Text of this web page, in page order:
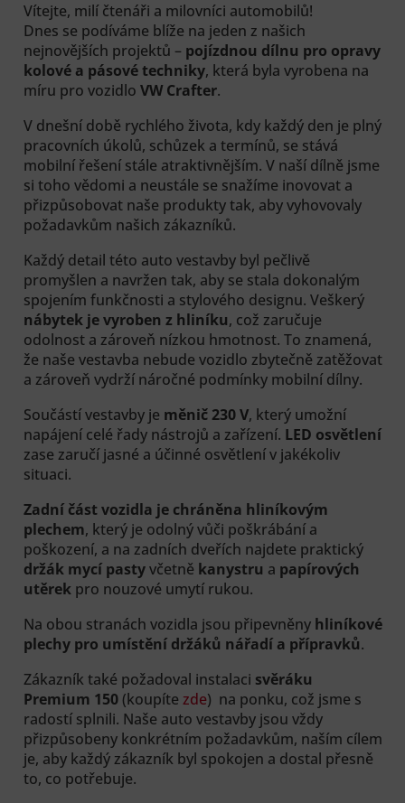
Vítejte, milí čtenáři a milovníci automobilů!
Dnes se podíváme blíže na jeden z našich
nejnovějších projektů – pojízdnou dílnu pro opravy
kolové a pásové techniky, která byla vyrobena na
míru pro vozidlo VW Crafter.
V dnešní době rychlého života, kdy každý den je plný
pracovních úkolů, schůzek a termínů, se stává
mobilní řešení stále atraktivnějším. V naší dílně jsme
si toho vědomi a neustále se snažíme inovovat a
přizpůsobovat naše produkty tak, aby vyhovovaly
požadavkům našich zákazníků.
Každý detail této auto vestavby byl pečlivě
promyšlen a navržen tak, aby se stala dokonalým
spojením funkčnosti a stylového designu. Veškerý
nábytek je vyroben z hliníku, což zaručuje
odolnost a zároveň nízkou hmotnost. To znamená,
že naše vestavba nebude vozidlo zbytečně zatěžovat
a zároveň vydrží náročné podmínky mobilní dílny.
Součástí vestavby je měnič 230 V, který umožní
napájení celé řady nástrojů a zařízení. LED osvětlení
zase zaručí jasné a účinné osvětlení v jakékoliv
situaci.
Zadní část vozidla je chráněna hliníkovým
plechem, který je odolný vůči poškrábání a
poškození, a na zadních dveřích najdete praktický
držák mycí pastyvčetně kanystru a papírových
utěrekpro nouzové umytí rukou.
Na obou stranách vozidla jsou připevněny hliníkové
plechy pro umístění držáků nářadí a přípravků.
Zákazník také požadoval instalaci svěráku
Premium 150(koupíte zde) na ponku, což jsme s
radostí splnili. Naše auto vestavby jsou vždy
přizpůsobeny konkrétním požadavkům, naším cílem
je, aby každý zákazník byl spokojen a dostal přesně
to, co potřebuje.